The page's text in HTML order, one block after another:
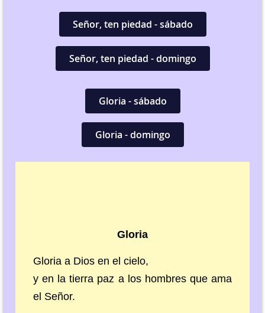
Señor, ten piedad - sábado
Señor, ten piedad - domingo
Gloria - sábado
Gloria - domingo
Gloria
Gloria a Dios en el cielo,
y en la tierra paz a los hombres que ama
el Señor.